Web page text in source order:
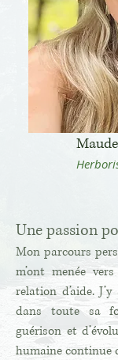
Une passion
Mon parcours
m’ont menée
relation d’aide.
dans toute sa
guérison et
humaine continue